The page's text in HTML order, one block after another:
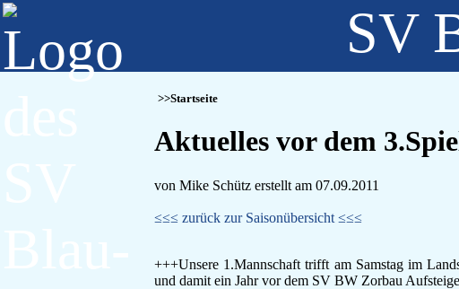
SV
Startseite
Aktuelles vor dem
von Mike Schütz erstellt am 07.09.2011
≤≤≤ zurück zur Saisonübersicht ≤≤≤
+++Unsere 1.Mannschaft trifft am Samstag im
und damit ein Jahr vor dem SV BW Zorbau